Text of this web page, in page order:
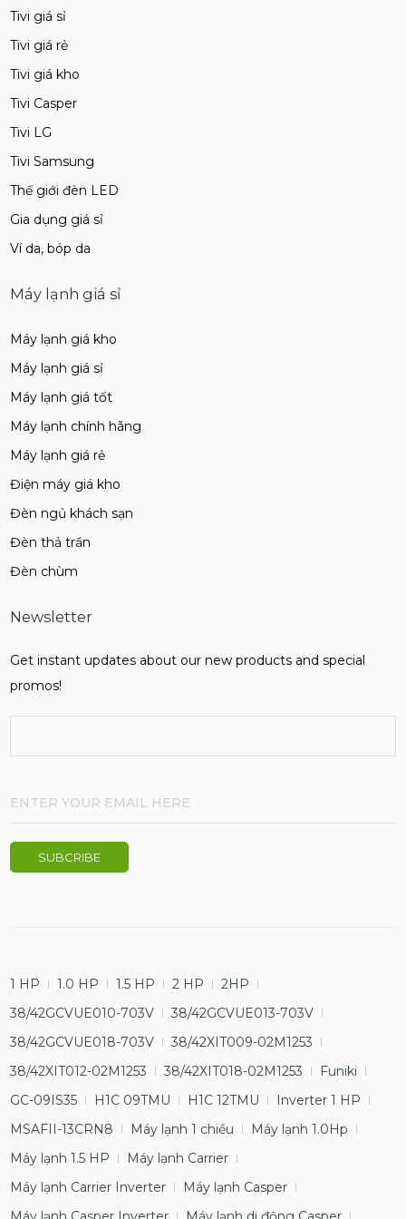
Tivi giá sỉ
Tivi giá rẻ
Tivi giá kho
Tivi Casper
Tivi LG
Tivi Samsung
Thế giới đèn LED
Gia dụng giá sỉ
Ví da, bóp da
Máy lạnh giá sỉ
Máy lạnh giá kho
Máy lạnh giá sỉ
Máy lạnh giá tốt
Máy lạnh chính hãng
Máy lạnh giá rẻ
Điện máy giá kho
Đèn ngủ khách sạn
Đèn thả trần
Đèn chùm
Newsletter
Get instant updates about our new products and special
promos!
1 HP 1.0 HP 1.5 HP 2 HP
2HP
38/42GCVUE010-703V
38/42GCVUE013-703V
38/42GCVUE018-703V
38/42XIT009-02M1253
38/42XIT012-02M1253
38/42XIT018-02M1253
Funiki
GC-09IS35
H1C 09TMU H1C 12TMU
Inverter 1 HP
MSAFII-13CRN8
Máy lạnh 1 chiều
Máy lạnh 1.0Hp
Máy lạnh 1.5 HP
Máy lạnh Carrier
Máy lạnh Carrier Inverter
Máy lạnh Casper